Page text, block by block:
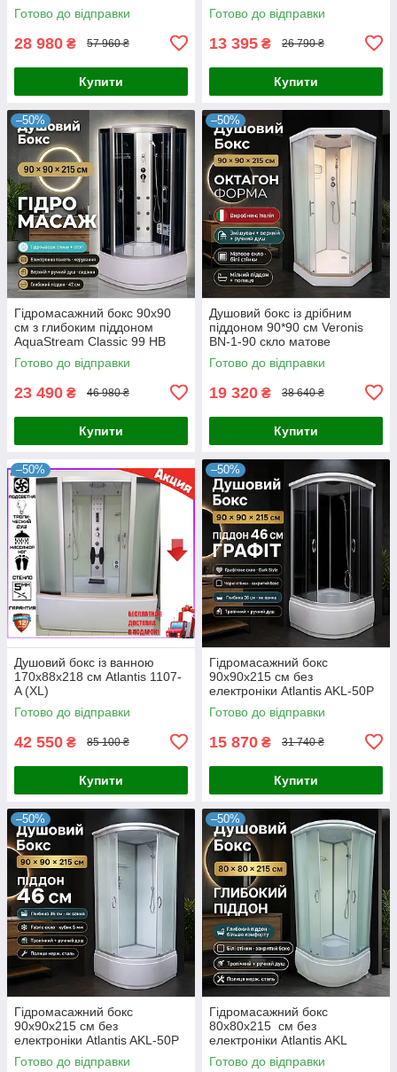
Готово до відправки
28 980 ₴ 57 960 ₴
Купити
Готово до відправки
13 395 ₴ 26 790 ₴
Купити
–50%
Гідромасажний бокс 90x90
см з глибоким піддоном
AquaStream Classic 99 HB
Готово до відправки
23 490 ₴ 46 980 ₴
Купити
–50%
Душовий бокс із дрібним
піддоном 90*90 см Veronis
BN-1-90 скло матове
Готово до відправки
19 320 ₴ 38 640 ₴
Купити
–50%
Душовий бокс із ванною
170х88х218 см Atlantis 1107-
A (XL)
Готово до відправки
42 550 ₴ 85 100 ₴
Купити
–50%
Гідромасажний бокс
90x90x215 см без
електроніки Atlantis AKL-50P
ECO GR
Готово до відправки
15 870 ₴ 31 740 ₴
Купити
–50%
Гідромасажний бокс
90x90x215 см без
електроніки Atlantis AKL-50P
ECO XL
Готово до відправки
–50%
Гідромасажний бокс
80x80x215 см без
електроніки Atlantis AKL
1325P (XL) ECO
Готово до відправки